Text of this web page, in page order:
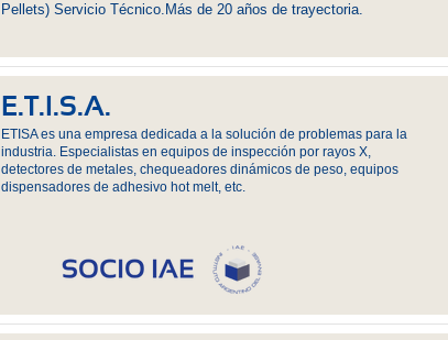
Pellets) Servicio Técnico. Más de 20 años de trayectoria.
E.T.I.S.A.
ETISA es una empresa dedicada a la solución de problemas para la
industria. Especialistas en equipos de inspección por rayos X,
detectores de metales, chequeadores dinámicos de peso, equipos
dispensadores de adhesivo hot melt, etc.